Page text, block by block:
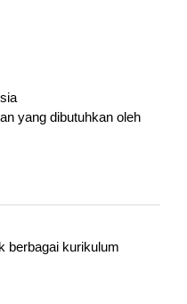
yang dibutuhkan oleh
berbagai kurikulum